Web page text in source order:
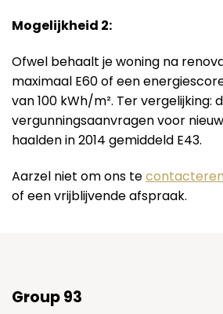
Mogelijkheid 2:
Ofwel behaalt je woning na
maximaal E60 of een
van 100 kWh/m². Ter vergelijking:
vergunningsaanvragen voor
haalden in 2014 gemiddeld E43.
Aarzel niet om ons tecontacteren
of een vrijblijvende afspraak.
Group 93